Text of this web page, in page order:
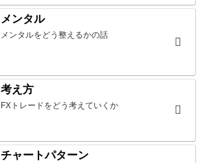
メンタル
メンタルをどう整えるかの話
考え方
FXトレードをどう考えていくか
チャートパターン